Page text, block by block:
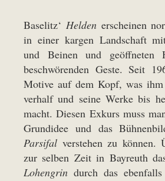
Baselitz‘Helden erscheinen
in einer kargen Landschaft
und Beinen und geöffneten
beschwörenden Geste. Seit
Motive auf dem Kopf, was
verhalf und seine Werke bis
macht. Diesen Exkurs muss
Grundidee und das
Parsifal verstehen zu können.
zur selben Zeit in Bayreuth
Lohengrin durch das